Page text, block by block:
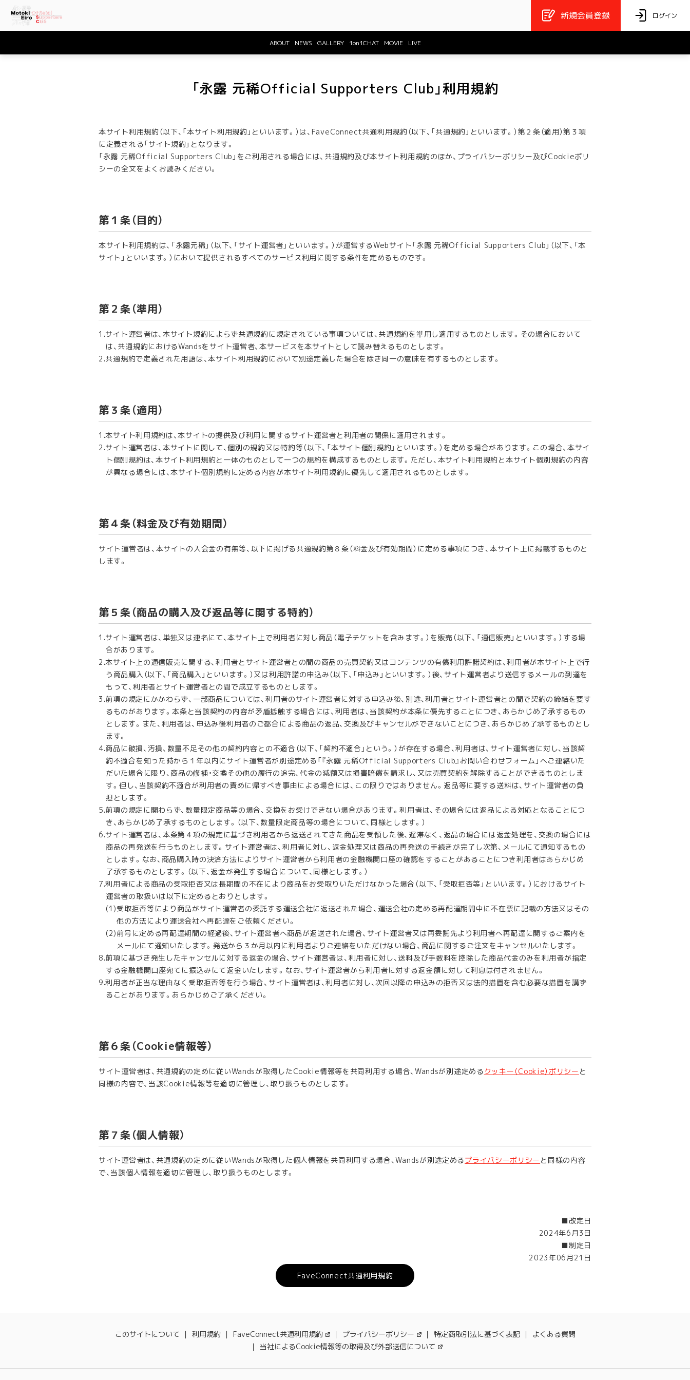
新規会員登録 ログイン
ABOUT NEWS GALLERY 1on1CHAT MOVIE LIVE
「永露 元稀Official Supporters Club」利用規約
本サイト利用規約（以下、「本サイト利用規約」といいます。）は、FaveConnect共通利用規約（以下、「共通規約」といいます。）第２条（適用）第３項
に定義される「サイト規約」となります。
「永露 元稀Official Supporters Club」をご利用される場合には、共通規約及び本サイト利用規約のほか、プライバシーポリシー及びCookieポリ
シーの全文をよくお読みください。
第１条（目的）
本サイト利用規約は、「永露元稀」（以下、「サイト運営者」といいます。）が運営するWebサイト「永露 元稀Official Supporters Club」（以下、「本
サイト」といいます。）において提供されるすべてのサービス利用に関する条件を定めるものです。
第２条（準用）
サイト運営者は、本サイト規約によらず共通規約に規定されている事項ついては、共通規約を準用し適用するものとします。その場合において
は、共通規約におけるWandsをサイト運営者、本サービスを本サイトとして読み替えるものとします。
共通規約で定義された用語は、本サイト利用規約において別途定義した場合を除き同一の意味を有するものとします。
第３条（適用）
本サイト利用規約は、本サイトの提供及び利用に関するサイト運営者と利用者の関係に適用されます。
サイト運営者は、本サイトに関して、個別の規約又は特約等（以下、「本サイト個別規約」といいます。）を定める場合があります。この場合、本サイ
ト個別規約は、本サイト利用規約と一体のものとして一つの規約を構成するものとします。ただし、本サイト利用規約と本サイト個別規約の内容
が異なる場合には、本サイト個別規約に定める内容が本サイト利用規約に優先して適用されるものとします。
第４条（料金及び有効期間）
サイト運営者は、本サイトの入会金の有無等、以下に掲げる共通規約第８条（料金及び有効期間）に定める事項につき、本サイト上に掲載するものと
します。
第５条（商品の購入及び返品等に関する特約）
サイト運営者は、単独又は連名にて、本サイト上で利用者に対し商品（電子チケットを含みます。）を販売（以下、「通信販売」といいます。）する場
合があります。
本サイト上の通信販売に関する、利用者とサイト運営者との間の商品の売買契約又はコンテンツの有償利用許諾契約は、利用者が本サイト上で行
う商品購入（以下、「商品購入」といいます。）又は利用許諾の申込み（以下、「申込み」といいます。）後、サイト運営者より送信するメールの到達を
もって、利用者とサイト運営者との間で成立するものとします。
前項の規定にかかわらず、一部商品については、利用者のサイト運営者に対する申込み後、別途、利用者とサイト運営者との間で契約の締結を要す
るものがあります。本条と当該契約の内容が矛盾抵触する場合には、利用者は、当該契約が本条に優先することにつき、あらかじめ了承するもの
とします。また、利用者は、申込み後利用者のご都合による商品の返品、交換及びキャンセルができないことにつき、あらかじめ了承するものとし
ます。
商品に破損、汚損、数量不足その他の契約内容との不適合（以下、「契約不適合」という。）が存在する場合、利用者は、サイト運営者に対し、当該契
約不適合を知った時から１年以内にサイト運営者が別途定める「『永露 元稀Official Supporters Club』お問い合わせフォーム」へご連絡いた
だいた場合に限り、商品の修補・交換その他の履行の追完、代金の減額又は損害賠償を請求し、又は売買契約を解除することができるものとしま
す。但し、当該契約不適合が利用者の責めに帰すべき事由による場合には、この限りではありません。返品等に要する送料は、サイト運営者の負
担とします。
前項の規定に関わらず、数量限定商品等の場合、交換をお受けできない場合があります。利用者は、その場合には返品による対応となることにつ
き、あらかじめ了承するものとします。（以下、数量限定商品等の場合について、同様とします。）
サイト運営者は、本条第４項の規定に基づき利用者から返送されてきた商品を受領した後、遅滞なく、返品の場合には返金処理を、交換の場合には
商品の再発送を行うものとします。サイト運営者は、利用者に対し、返金処理又は商品の再発送の手続きが完了し次第、メールにて通知するもの
とします。なお、商品購入時の決済方法によりサイト運営者から利用者の金融機関口座の確認をすることがあることにつき利用者はあらかじめ
了承するものとします。（以下、返金が発生する場合について、同様とします。）
利用者による商品の受取拒否又は長期間の不在により商品をお受取りいただけなかった場合（以下、「受取拒否等」といいます。）におけるサイト
運営者の取扱いは以下に定めるとおりとします。
受取拒否等により商品がサイト運営者の委託する運送会社に返送された場合、運送会社の定める再配達期間中に不在票に記載の方法又はその
他の方法により運送会社へ再配達をご依頼ください。
前号に定める再配達期間の経過後、サイト運営者へ商品が返送された場合、サイト運営者又は再委託先より利用者へ再配達に関するご案内を
メールにて通知いたします。発送から３か月以内に利用者よりご連絡をいただけない場合、商品に関するご注文をキャンセルいたします。
前項に基づき発生したキャンセルに対する返金の場合、サイト運営者は、利用者に対し、送料及び手数料を控除した商品代金のみを利用者が指定
する金融機関口座宛てに振込みにて返金いたします。なお、サイト運営者から利用者に対する返金額に対して利息は付されません。
利用者が正当な理由なく受取拒否等を行う場合、サイト運営者は、利用者に対し、次回以降の申込みの拒否又は法的措置を含む必要な措置を講ず
ることがあります。あらかじめご了承ください。
第６条（Cookie情報等）
サイト運営者は、共通規約の定めに従いWandsが取得したCookie情報等を共同利用する場合、Wandsが別途定める クッキー（Cookie）ポリシー と
同様の内容で、当該Cookie情報等を適切に管理し、取り扱うものとします。
第７条（個人情報）
サイト運営者は、共通規約の定めに従いWandsが取得した個人情報を共同利用する場合、Wandsが別途定めるプライバシーポリシー と同様の内容
で、当該個人情報を適切に管理し、取り扱うものとします。
■改定日
2024年6月3日
■制定日
2023年06月21日
FaveConnect共通利用規約
このサイトについて 利用規約 FaveConnect共通利用規約 プライバシーポリシー 特定商取引法に基づく表記
よくある質問
当社によるCookie情報等の取得及び外部送信について